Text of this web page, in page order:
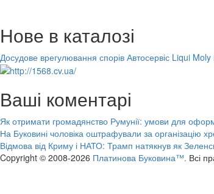
Нове в каталозі
Досудове врегулювання спорів Автосервіс Liqui Moly
Ваші коментарі
Як отримати громадянство Румунії: умови для
На Буковині чоловіка оштрафували за організацію
Відмова від Криму і НАТО: Трамп натякнув як
Copyright © 2008-2026 Платинова Буковина™. Всі